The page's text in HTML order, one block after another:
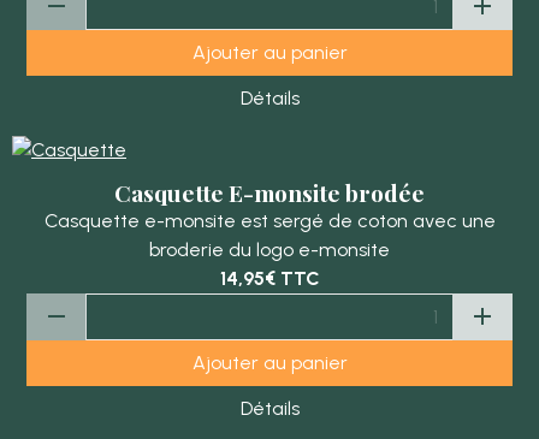
Ajouter au panier
Détails
Casquette E-monsite brodée
Casquette e-monsite est sergé de coton avec une
broderie du logo e-monsite
14,95€ TTC
Ajouter au panier
Détails